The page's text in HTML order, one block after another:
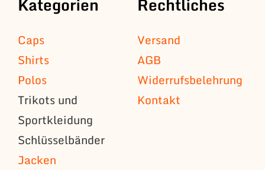
Caps
Shirts
Polos
Trikots und
Sportkleidung
Schlüsselbänder
Jacken
Versand
AGB
Widerrufsbelehrung
Kontakt